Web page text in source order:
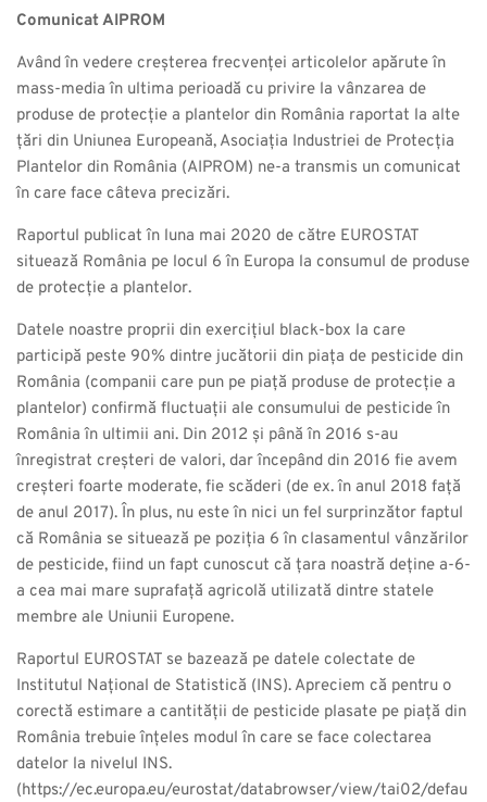
Comunicat AIPROM
Având în vedere creșterea frecvenței articolelor apărute în
mass-media în ultima perioadă cu privire la vânzarea de
produse de protecție a plantelor din România raportat la alte
țări din Uniunea Europeană, Asociația Industriei de Protecția
Plantelor din România (AIPROM) ne-a transmis un comunicat
în care face câteva precizări.
Raportul publicat în luna mai 2020 de către EUROSTAT
situează România pe locul 6 în Europa la consumul de produse
de protecție a plantelor.
Datele noastre proprii din exercițiul black-box la care
participă peste 90% dintre jucătorii din piața de pesticide din
România (companii care pun pe piață produse de protecție a
plantelor) confirmă fluctuații ale consumului de pesticide în
România în ultimii ani. Din 2012 și până în 2016 s-au
înregistrat creșteri de valori, dar începând din 2016 fie avem
creșteri foarte moderate, fie scăderi (de ex. în anul 2018 față
de anul 2017). În plus, nu este în nici un fel surprinzător faptul
că România se situează pe poziția 6 în clasamentul vânzărilor
de pesticide, fiind un fapt cunoscut că țara noastră deține a-6-
a cea mai mare suprafață agricolă utilizată dintre statele
membre ale Uniunii Europene.
Raportul EUROSTAT se bazează pe datele colectate de
Institutul Național de Statistică (INS). Apreciem că pentru o
corectă estimare a cantității de pesticide plasate pe piață din
România trebuie înțeles modul în care se face colectarea
datelor la nivelul INS.
(https://ec.europa.eu/eurostat/databrowser/view/tai02/defau